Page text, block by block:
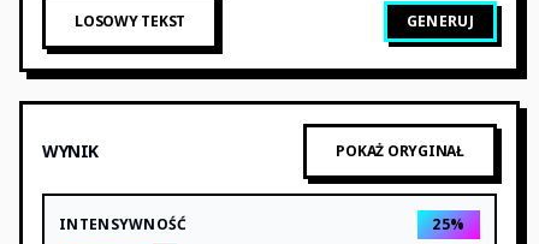
LOSOWY TEKST GENERUJ
WYNIK POKAŻ ORYGINAŁ
INTENSYWNOŚĆ 25%